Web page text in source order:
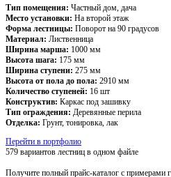
Тип помещения: Частный дом, дача
Место установки: На второй этаж
Форма лестницы: Поворот на 90 градусов
Материал: Лиственница
Ширина марша: 1000 мм
Высота шага: 175 мм
Ширина ступени: 275 мм
Высота от пола до пола: 2910 мм
Количество ступеней: 16 шт
Конструктив: Каркас под зашивку
Тип ограждения: Деревянные перила
Отделка: Грунт, тонировка, лак
Перейти в портфолио
579 вариантов лестниц в одном файле
Получите полный прайс-каталог с примерами